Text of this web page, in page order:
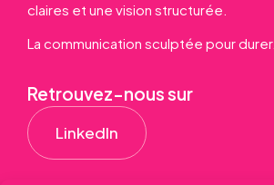
claires et une vision structurée.
La communication sculptée pour durer.
Retrouvez-nous sur
LinkedIn